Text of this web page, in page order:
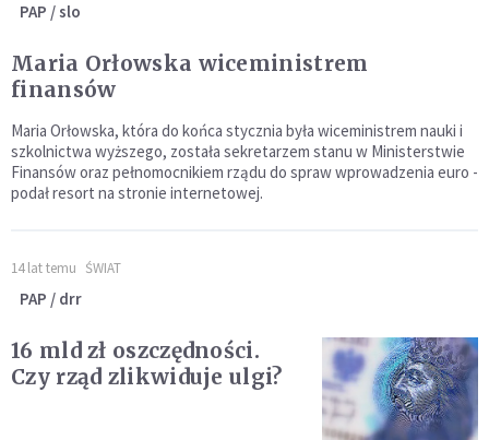
PAP / slo
Maria Orłowska wiceministrem
finansów
Maria Orłowska, która do końca stycznia była wiceministrem nauki i
szkolnictwa wyższego, została sekretarzem stanu w Ministerstwie
Finansów oraz pełnomocnikiem rządu do spraw wprowadzenia euro -
podał resort na stronie internetowej.
14 lat temu ŚWIAT
PAP / drr
16 mld zł oszczędności.
Czy rząd zlikwiduje ulgi?